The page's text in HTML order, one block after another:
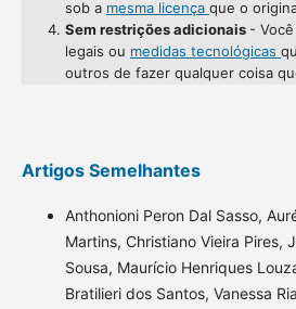
sob a mesma licença que o
Sem restrições adicionais -
legais ou medidas tecnológicas
outros de fazer qualquer coisa
Artigos Semelhantes
Anthonioni Peron Dal Sasso,
Martins, Christiano Vieira Pires,
Sousa, Maurício Henriques
Bratilieri dos Santos, Vanessa